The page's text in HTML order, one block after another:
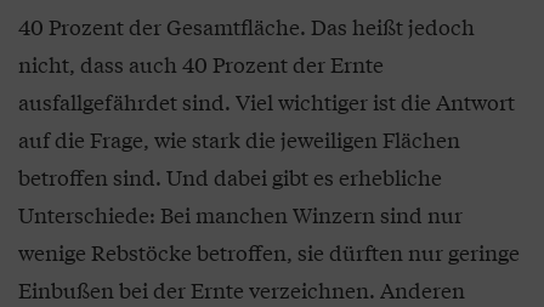
40 Prozent der Gesamtfläche. Das heißt jedoch
nicht, dass auch 40 Prozent der Ernte
ausfallgefährdet sind. Viel wichtiger ist die Antwort
auf die Frage, wie stark die jeweiligen Flächen
betroffen sind. Und dabei gibt es erhebliche
Unterschiede: Bei manchen Winzern sind nur
wenige Rebstöcke betroffen, sie dürften nur geringe
Einbußen bei der Ernte verzeichnen. Anderen